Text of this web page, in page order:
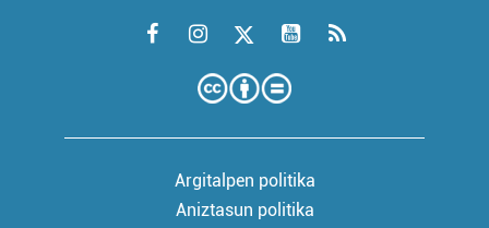
Argitalpen politika
Aniztasun politika